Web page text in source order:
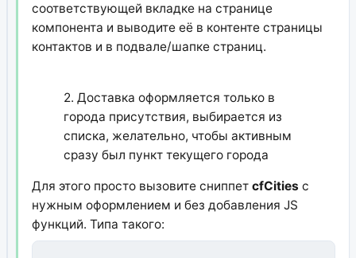
соответствующей вкладке на странице
компонента и выводите её в контенте страницы
контактов и в подвале/шапке страниц.
2. Доставка оформляется только в
города присутствия, выбирается из
списка, желательно, чтобы активным
сразу был пункт текущего города
Для этого просто вызовите сниппет cfCities с
нужным оформлением и без добавления JS
функций. Типа такого: